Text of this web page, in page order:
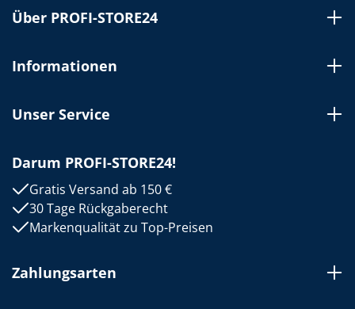
Über PROFI-STORE24
Informationen
Unser Service
Darum PROFI-STORE24!
Gratis Versand ab 150 €
30 Tage Rückgaberecht
Markenqualität zu Top-Preisen
Zahlungsarten